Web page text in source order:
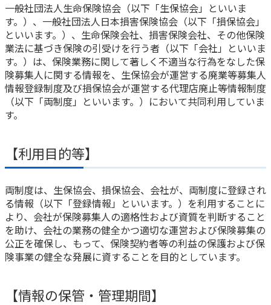
一般社団法人生命保険協会（以下「生保協会」といいま
す。）、一般社団法人日本損害保険協会（以下「損保協会」
といいます。）、生命保険会社、損害保険会社、その他保険
業法に基づき保険の引受けを行う者（以下「会社」といいま
す。）は、保険業務に関して著しく不適当な行為をなした保
険募集人に関する情報を、生保協会が運営する廃業等募集人
情報登録制度及び損保協会が運営する代理店廃止等情報制度
（以下「両制度」といいます。）において共同利用していま
す。
【利用目的等】
両制度は、生保協会、損保協会、会社が、両制度に登録され
る情報（以下「登録情報」といいます。）を利用することに
より、会社が保険募集人の適格性および資質を判断すること
を助け、会社の業務の健全かつ適切な運営および保険募集の
公正を確保し、もって、保険契約者等の利益の保護および保
険事業の健全な発展に資することを目的としています。
【情報の保管・管理期間】